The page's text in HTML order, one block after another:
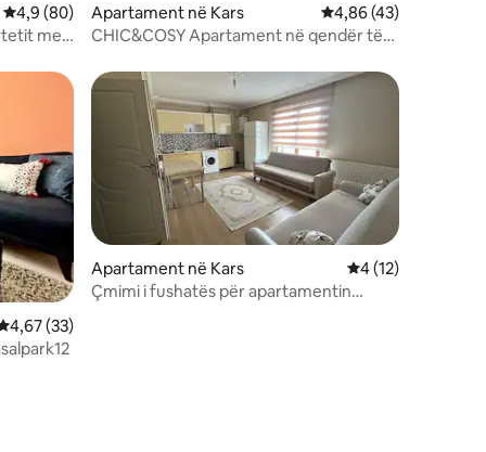
Vlerësimi mesatar 4,9 nga 5, 80 vlerësime
4,9 (80)
me
Apartament në Kars Vlerësimi mesatar
4,86 (43)
CHIC&COSY Apartament në qendër të
mesatar 4,67 nga 5, 33 vlerësime
4,67 (33)
Apartament në Kars Vlerësimi mesatar
4 (12)
Çmimi i fushatës për apartamentin